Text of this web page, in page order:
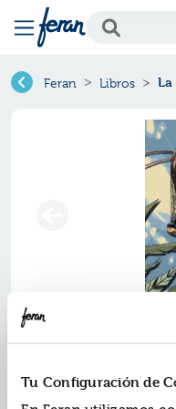
Tu Configuración de
Feran Libros La
La
Ref.ZAZ-0090159